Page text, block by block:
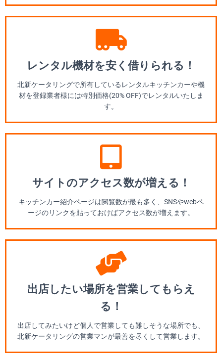
レンタル機材を安く借りられる！
北新ケータリングで所有しているレンタルキッチンカーや機
材を登録業者様には特別価格(20% OFF)でレンタルいたしま
す。
サイトのアクセス数が増える！
キッチンカー紹介ページは閲覧数が最も多く、SNSやwebペ
ージのリンクを貼っておけばアクセス数が増えます。
出店したい場所を営業してもらえ
る！
出店してみたいけど個人で営業しても難しそうな場所でも、
北新ケータリングの営業マンが最善を尽くして営業します。